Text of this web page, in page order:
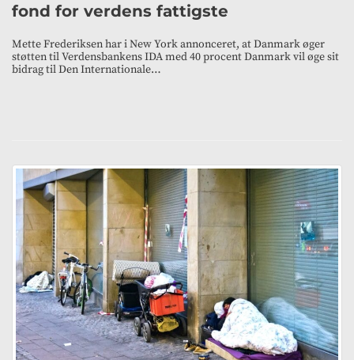
fond for verdens fattigste
Mette Frederiksen har i New York annonceret, at Danmark øger
støtten til Verdensbankens IDA med 40 procent Danmark vil øge sit
bidrag til Den Internationale…